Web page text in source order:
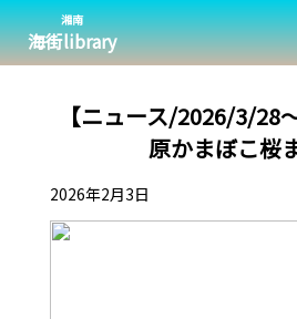
湘南
海街library
【ニュース/2026/3/28
原かまぼこ桜
2026年2月3日